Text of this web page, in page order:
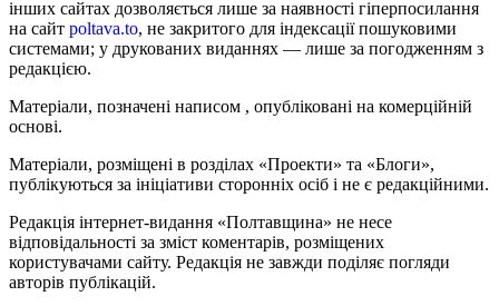
інших сайтах дозволяється лише за наявності гіперпосилання
на сайт poltava.to, не закритого для індексації пошуковими
системами; у друкованих виданнях — лише за погодженням з
редакцією.
Матеріали, позначені написом , опубліковані на комерційній
основі.
Матеріали, розміщені в розділах «Проекти» та «Блоги»,
публікуються за ініціативи сторонніх осіб і не є редакційними.
Редакція інтернет-видання «Полтавщина» не несе
відповідальності за зміст коментарів, розміщених
користувачами сайту. Редакція не завжди поділяє погляди
авторів публікацій.